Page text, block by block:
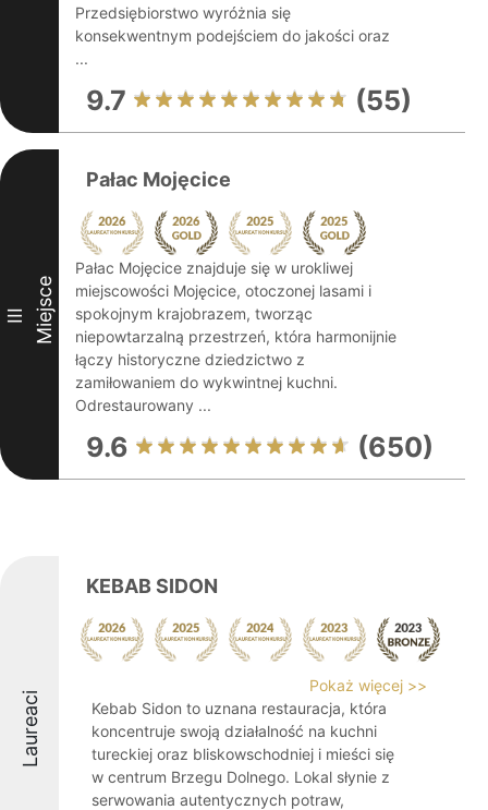
Przedsiębiorstwo wyróżnia się
konsekwentnym podejściem do jakości oraz
...
9.7 (55)
III Miejsce
Pałac Mojęcice
Pałac Mojęcice znajduje się w urokliwej
miejscowości Mojęcice, otoczonej lasami i
spokojnym krajobrazem, tworząc
niepowtarzalną przestrzeń, która harmonijnie
łączy historyczne dziedzictwo z
zamiłowaniem do wykwintnej kuchni.
Odrestaurowany ...
9.6 (650)
Laureaci
KEBAB SIDON
Pokaż więcej >>
Kebab Sidon to uznana restauracja, która
koncentruje swoją działalność na kuchni
tureckiej oraz bliskowschodniej i mieści się
w centrum Brzegu Dolnego. Lokal słynie z
serwowania autentycznych potraw,